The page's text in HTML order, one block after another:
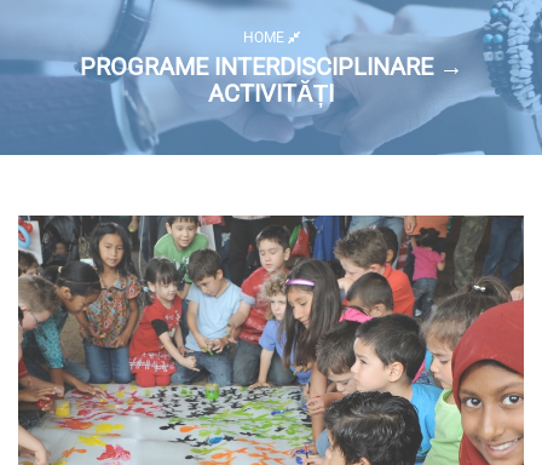
HOME
PROGRAME INTERDISCIPLINARE →
ACTIVITĂȚI